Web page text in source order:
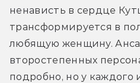
ненависть в сердце
трансформируется в
любящую женщину.
второстепенных
подробно, но у каждого